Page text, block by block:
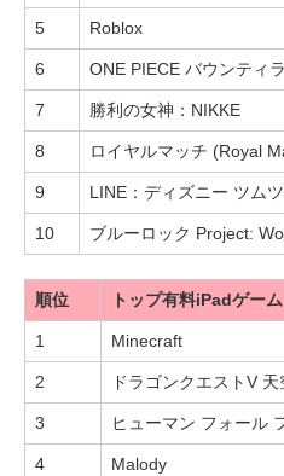
5 Roblox
6 ONE PIECE バウンティ
7 勝利の女神：NIKKE
8 ロイヤルマッチ (Royal
9 LINE：ディズニー ツム
10 ブルーロック Project:
順位 トップ有料iPadゲー
1 Minecraft
2 ドラゴンクエストV
3 ヒューマン フォール
4 Malody